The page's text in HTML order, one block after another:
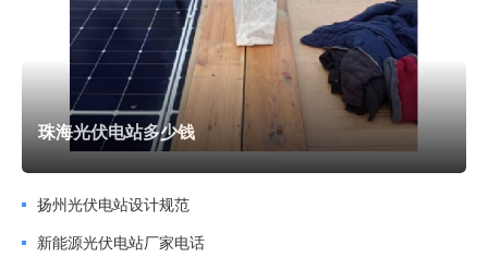
不会现场浇注。此种做法避免了太阳能支架安装对屋面防
水层的硬性破坏。并且在一些易漏雨区域，采用防水卷材、树
脂、硅酮耐侯胶、联氨酯涂料、JS水泥基家庭屋顶光伏电站有
什么优势和劣势利用屋顶闲置资源，并可产生经济效益；相当
珠海光伏电站多少钱
扬州光伏电站设计规范
新能源光伏电站厂家电话